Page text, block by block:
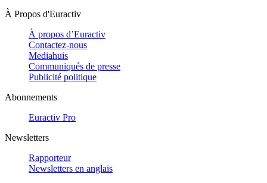
À Propos d'Euractiv
À propos d’Euractiv
Contactez-nous
Mediahuis
Communiqués de presse
Publicité politique
Abonnements
Euractiv Pro
Newsletters
Rapporteur
Newsletters en anglais